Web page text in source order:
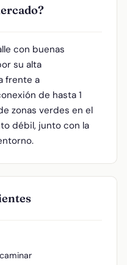
con buenas
su alta
frente a
de hasta 1
zonas verdes en el
débil, junto con la